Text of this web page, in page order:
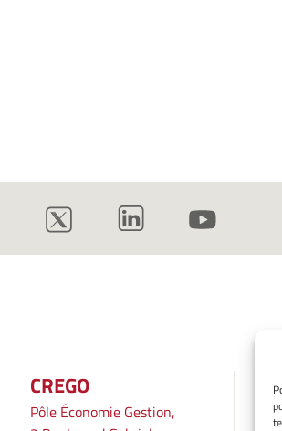
CREGO
Pôle Économie Gestion,